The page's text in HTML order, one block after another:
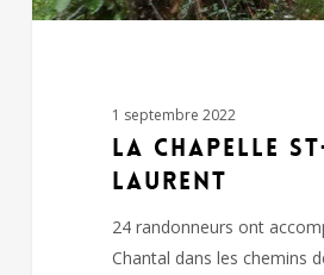
1 septembre 2022
LA CHAPELLE
LAURENT
24 randonneurs ont
Chantal dans les chemins